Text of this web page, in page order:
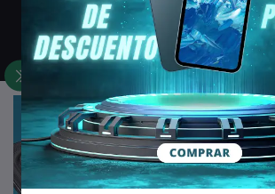
Ver Todos los Cupones